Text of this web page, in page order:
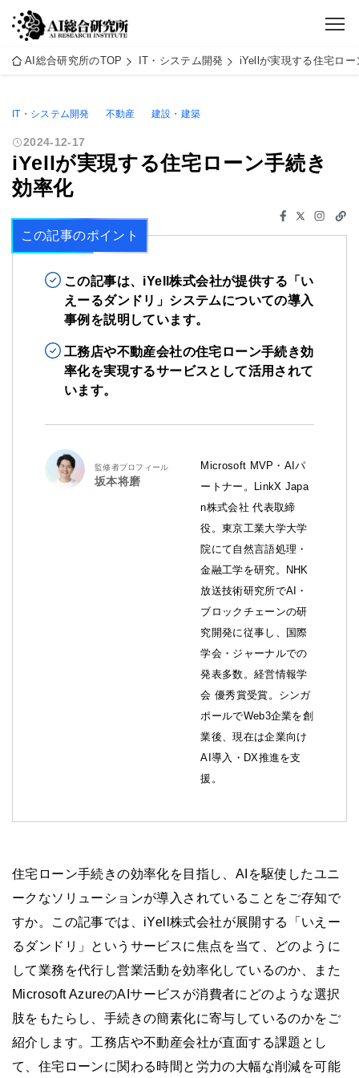
AI総合研究所のTOP IT・システム開発 iYellが実現する住宅ロ
IT・システム開発 不動産 建設・建築
2024-12-17
iYellが実現する住宅ローン手続き
効率化
この記事のポイント
この記事は、iYell株式会社が提供する「い
えーるダンドリ」システムについての導入
事例を説明しています。
工務店や不動産会社の住宅ローン手続き効
率化を実現するサービスとして活用されて
います。
監修者プロフィール
坂本将磨
Microsoft MVP・AIパ
ートナー。LinkX Japa
n株式会社 代表取締
役。東京工業大学大学
院にて自然言語処理・
金融工学を研究。NHK
放送技術研究所でAI・
ブロックチェーンの研
究開発に従事し、国際
学会・ジャーナルでの
発表多数。経営情報学
会 優秀賞受賞。シンガ
ポールでWeb3企業を創
業後、現在は企業向け
AI導入・DX推進を支
援。
住宅ローン手続きの効率化を目指し、AIを駆使したユニ
ークなソリューションが導入されていることをご存知で
すか。この記事では、iYell株式会社が展開する「いえー
るダンドリ」というサービスに焦点を当て、どのように
して業務を代行し営業活動を効率化しているのか、また
Microsoft AzureのAIサービスが消費者にどのような選択
肢をもたらし、手続きの簡素化に寄与しているのかをご
紹介します。工務店や不動産会社が直面する課題とし
て、住宅ローンに関わる時間と労力の大幅な削減を可能